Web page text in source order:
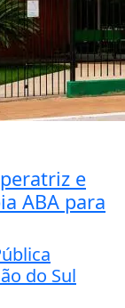
e
ABA para
do Sul